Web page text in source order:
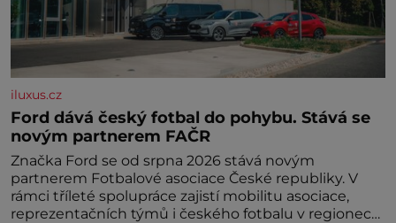
iluxus.cz
Ford dává český fotbal do pohybu. Stává se
novým partnerem FAČR
Značka Ford se od srpna 2026 stává novým
partnerem Fotbalové asociace České republiky. V
rámci tříleté spolupráce zajistí mobilitu asociace,
reprezentačních týmů i českého fotbalu v regionech.